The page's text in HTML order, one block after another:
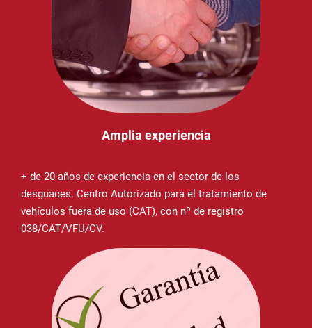
Amplia experiencia
+ de 20 años de experiencia en el sector de los
desguaces. Centro Autorizado para el tratamiento de
vehículos fuera de uso (CAT), con nº de registro
038/CAT/VFU/CV.